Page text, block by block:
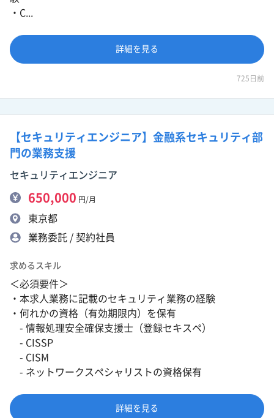
・C...
詳細を見る
725日前
【セキュリティエンジニア】金融系セキュリティ部
門の業務支援
セキュリティエンジニア
650,000 円/月
東京都
業務委託 / 契約社員
求めるスキル
＜必須要件＞
・本求人業務に記載のセキュリティ業務の経験
・何れかの資格（有効期限内）を保有
- 情報処理安全確保支援士（登録セキスペ）
- CISSP
- CISM
- ネットワークスペシャリストの資格保有
詳細を見る